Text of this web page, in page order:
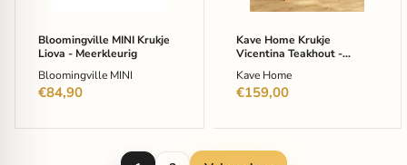
Bloomingville MINI Krukje
Liova - Meerkleurig
Bloomingville MINI
€84,90
Kave Home Krukje
Vicentina Teakhout -
Kave Home
€159,00